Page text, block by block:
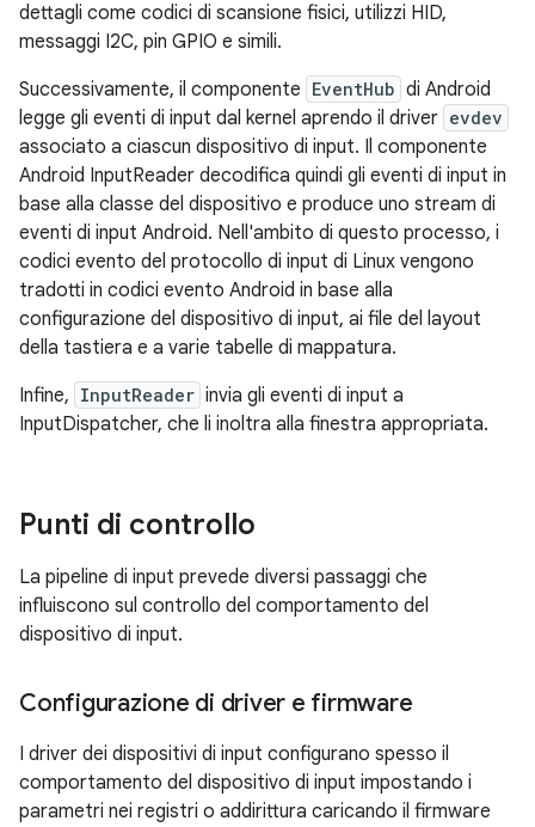
dettagli come codici di scansione fisici, utilizzi HID,
messaggi I2C, pin GPIO e simili.
Successivamente, il componente EventHub di Android
legge gli eventi di input dal kernel aprendo il driver evdev
associato a ciascun dispositivo di input. Il componente
Android InputReader decodifica quindi gli eventi di input in
base alla classe del dispositivo e produce uno stream di
eventi di input Android. Nell'ambito di questo processo, i
codici evento del protocollo di input di Linux vengono
tradotti in codici evento Android in base alla
configurazione del dispositivo di input, ai file del layout
della tastiera e a varie tabelle di mappatura.
Infine, InputReader invia gli eventi di input a
InputDispatcher, che li inoltra alla finestra appropriata.
Punti di controllo
La pipeline di input prevede diversi passaggi che
influiscono sul controllo del comportamento del
dispositivo di input.
Configurazione di driver e firmware
I driver dei dispositivi di input configurano spesso il
comportamento del dispositivo di input impostando i
parametri nei registri o addirittura caricando il firmware